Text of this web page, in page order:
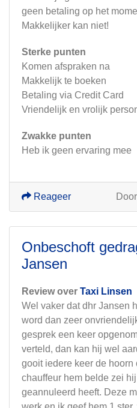
geen betaling op het
Makkelijker kan niet!
Sterke punten
Komen afspraken na
Makkelijk te boeken
Betaling via Credit Card
Vriendelijk en vrolijk
Zwakke punten
Heb ik geen ervaring mee
Door
Reageer
Onbeschoft
Jansen
Review over Taxi Linsen
Wel vaker dat dhr Jansen
word dan zeer
gesprek een keer
verteld, dan kan hij wel
gooit iedere keer de hoorn
chauffeur hem belde zei
geannuleerd heeft. Deze